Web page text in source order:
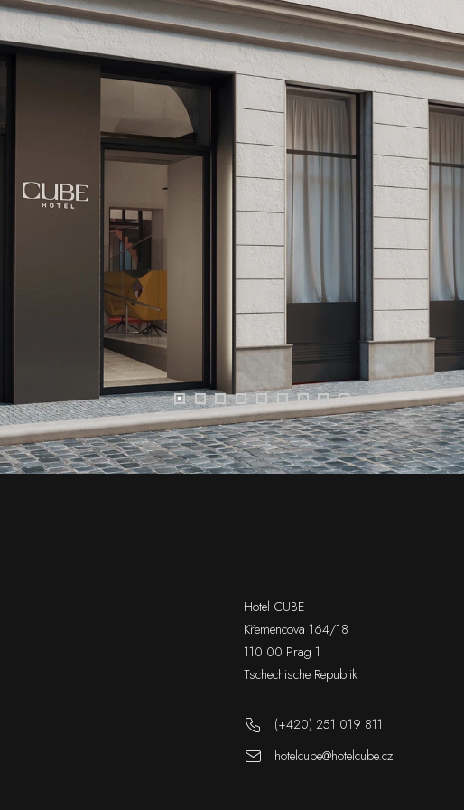
Hotel CUBE
Křemencova 164/18
110 00 Prag 1
Tschechische Republik
(+420) 251 019 811
hotelcube@hotelcube.cz